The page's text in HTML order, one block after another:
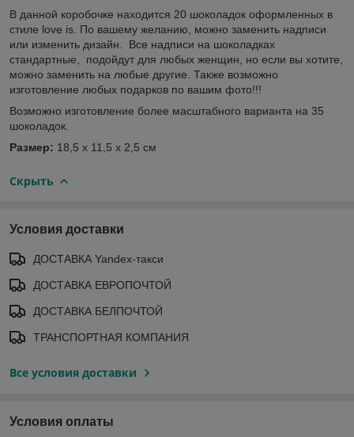
В данной коробочке находится 20 шоколадок оформленных в
стиле love is. По вашему желанию, можно заменить надписи
или изменить дизайн. Все надписи на шоколадках
стандартные, подойдут для любых женщин, но если вы хотите,
можно заменить на любые другие. Также возможно
изготовление любых подарков по вашим фото!!!
Возможно изготовление более масштабного варианта на 35
шоколадок.
Размер: 18,5 х 11,5 х 2,5 см
Скрыть
Условия доставки
ДОСТАВКА Yandex-такси
ДОСТАВКА ЕВРОПОЧТОЙ
ДОСТАВКА БЕЛПОЧТОЙ
ТРАНСПОРТНАЯ КОМПАНИЯ
Все условия доставки
Условия оплаты